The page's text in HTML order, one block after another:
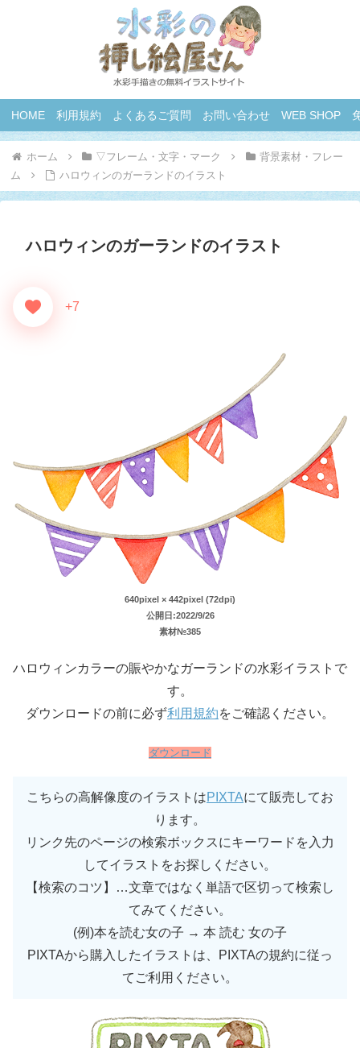
HOME 利用規約 よくあるご質問 お問い合わせ WEB SHOP
ホーム ▽フレーム・文字・マーク
背景素材・フレー
ム
ハロウィンのガーランドのイラスト
ハロウィンのガーランドのイラスト
+7
640pixel × 442pixel (72dpi)
公開日:2022/9/26
素材№385
ハロウィンカラーの賑やかなガーランドの水彩イラストで
す。
ダウンロードの前に必ず利用規約をご確認ください。
ダウンロード
こちらの高解像度のイラストはPIXTAにて販売してお
ります。
リンク先のページの検索ボックスにキーワードを入力
してイラストをお探しください。
【検索のコツ】…文章ではなく単語で区切って検索し
てみてください。
(例)本を読む女の子 → 本 読む 女の子
PIXTAから購入したイラストは、PIXTAの規約に従っ
てご利用ください。